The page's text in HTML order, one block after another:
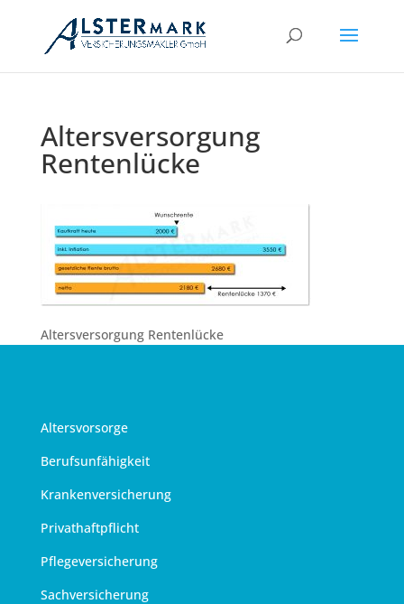
Altersversorgung
Rentenlücke
Altersversorgung Rentenlücke
Altersvorsorge
Berufsunfähigkeit
Krankenversicherung
Privathaftpflicht
Pflegeversicherung
Sachversicherung